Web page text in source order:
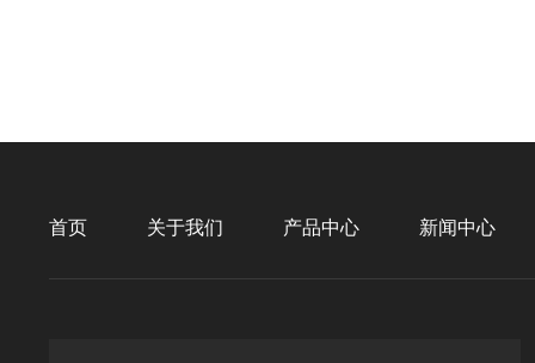
首页 关于我们 产品中心 新闻中心